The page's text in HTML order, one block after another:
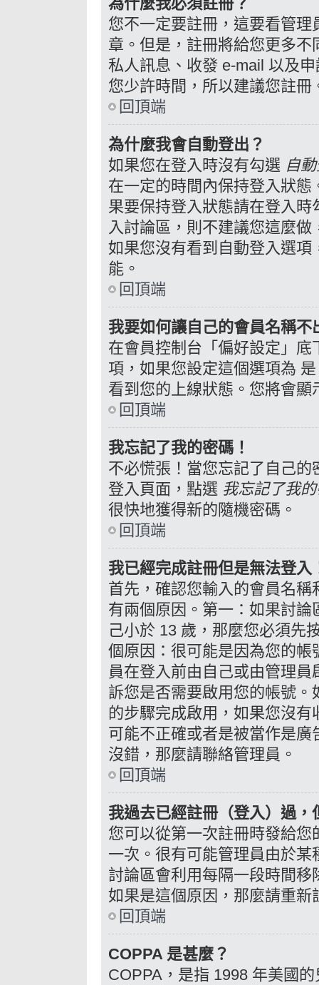
您不一定要註冊，這要看管
章。但是，註冊將給您更多
私人訊息、收發 e-mail 以及
您少許時間，所以建議您註冊
回頂端
為什麼我會自動登出？
如果您在登入時沒有勾選 自
在一定的時間內保持登入狀
果要保持登入狀態請在登入
入討論區，則不建議您這麼
如果您沒有看到自動登入選
能。
回頂端
我要如何讓自己的會員名稱
在會員控制台「偏好設定」
項，如果您設定這個選項為 是
看到您的上線狀態。您將會顯
回頂端
我忘記了我的密碼！
不必慌張！當您忘記了自己
登入頁面，點選 我忘記了我
很快地獲得新的隨機密碼。
回頂端
我已經完成註冊但是無法登入
首先，確認您輸入的會員名
有兩個原因。第一：如果討
己小於 13 歲，那麼您必須先
個原因：很可能是因為您的
員在登入前由自己或由管理
訴您是否需要啟用您的帳號
的步驟完成啟用，如果您沒
可能不正確或者是被當作是
沒錯，那麼請聯絡管理員。
回頂端
我過去已經註冊（登入）過
您可以從第一次註冊時發給
一次。很有可能管理員由於
討論區會利用每隔一段時間
如果是這個原因，那麼請重
回頂端
COPPA 是甚麼？
COPPA，是指 1998 年美國